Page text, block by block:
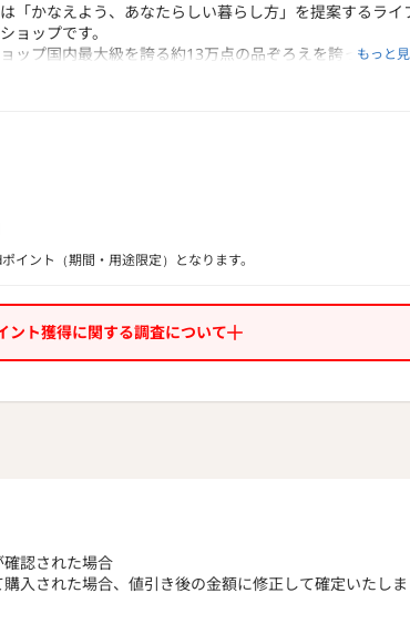
「かなえよう、あなたらしい暮らし方」を提案するライ
ョップです。
ップ国内最大級を誇る約13万点の品ぞろえを誇っており
もっと
ント（期間・用途限定）となります。
ント獲得に関する調査について
確認された場合
入された場合、値引き後の金額に修正して確定いたしま